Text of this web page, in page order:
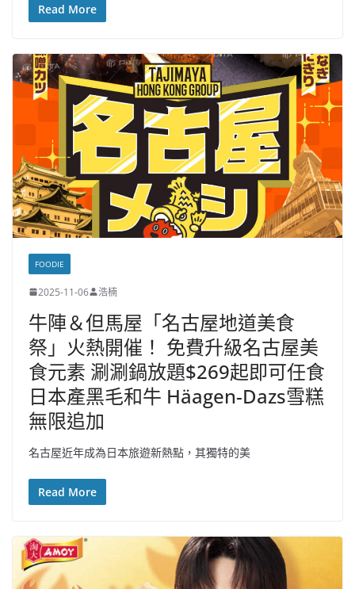
Read More
FOODIE
2025-11-06 浩楠
牛陣＆但馬屋「名古屋地道美食
祭」火熱開催！ 免費升級名古屋美
食元素 涮涮鍋放題$269起即可任食
日本產黑毛和牛 Häagen-Dazs雪糕
無限追加
名古屋近年成為日本旅遊新熱點，其獨特的美
Read More